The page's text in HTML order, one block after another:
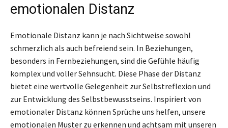
emotionalen Distanz
Emotionale Distanz kann je nach Sichtweise sowohl
schmerzlich als auch befreiend sein. In Beziehungen,
besonders in Fernbeziehungen, sind die Gefühle häufig
komplex und voller Sehnsucht. Diese Phase der Distanz
bietet eine wertvolle Gelegenheit zur Selbstreflexion und
zur Entwicklung des Selbstbewusstseins. Inspiriert von
emotionaler Distanz können Sprüche uns helfen, unsere
emotionalen Muster zu erkennen und achtsam mit unseren